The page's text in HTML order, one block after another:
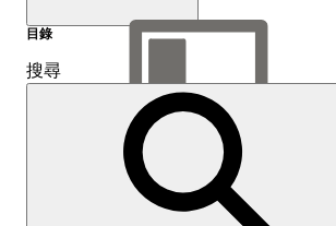
顯示目錄
目錄
搜尋